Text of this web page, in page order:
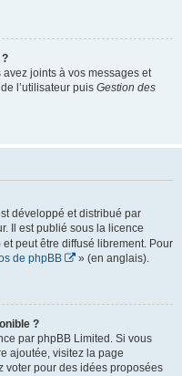
joints à vos messages et
l’utilisateur puis Gestion des
développé et distribué par
Il est publié sous la licence
peut être diffusé librement. Pour
de phpBB » (en anglais).
?
par phpBB Limited. Si vous
ajoutée, visitez la page
voter pour des idées proposées